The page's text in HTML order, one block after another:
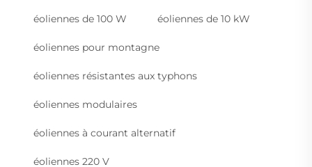
éoliennes de 100 W éoliennes de 10 kW
éoliennes pour montagne
éoliennes résistantes aux typhons
éoliennes modulaires
éoliennes à courant alternatif
éoliennes 220 V